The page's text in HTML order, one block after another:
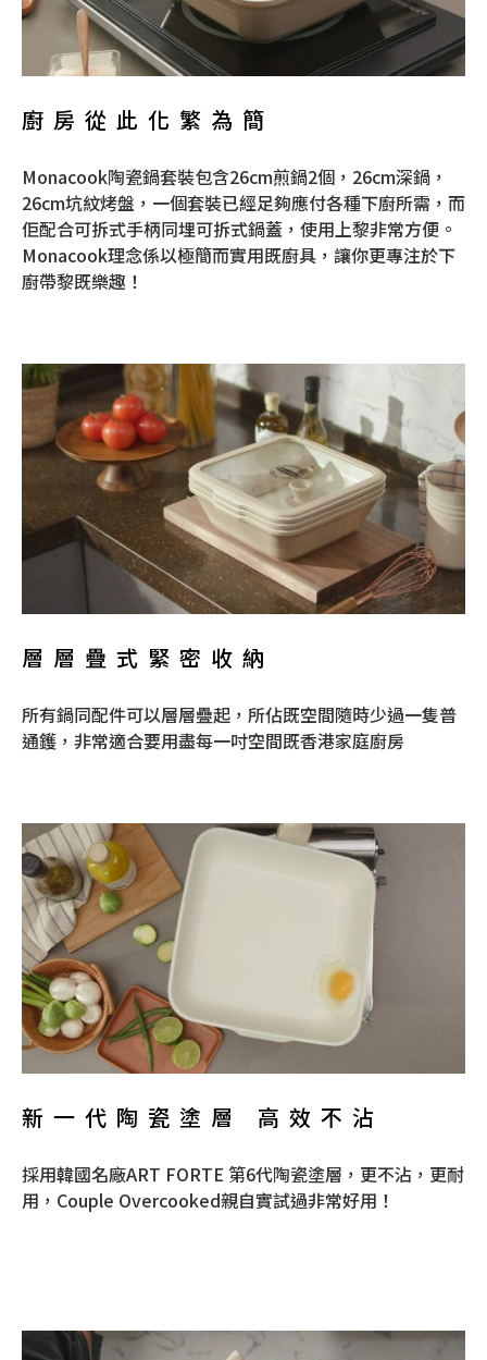
廚房從此化繁為簡
Monacook陶瓷鍋套裝包含26cm煎鍋2個，26cm深鍋，
26cm坑紋烤盤，一個套裝已經足夠應付各種下廚所需，而
佢配合可拆式手柄同埋可拆式鍋蓋，使用上黎非常方便。
Monacook理念係以極簡而實用既廚具，讓你更專注於下
廚帶黎既樂趣！
層層疊式緊密收納
所有鍋同配件可以層層疊起，所佔既空間隨時少過一隻普
通鑊，非常適合要用盡每一吋空間既香港家庭廚房
新一代陶瓷塗層 高效不沾
採用韓國名廠ART FORTE 第6代陶瓷塗層，更不沾，更耐
用，Couple Overcooked親自實試過非常好用！